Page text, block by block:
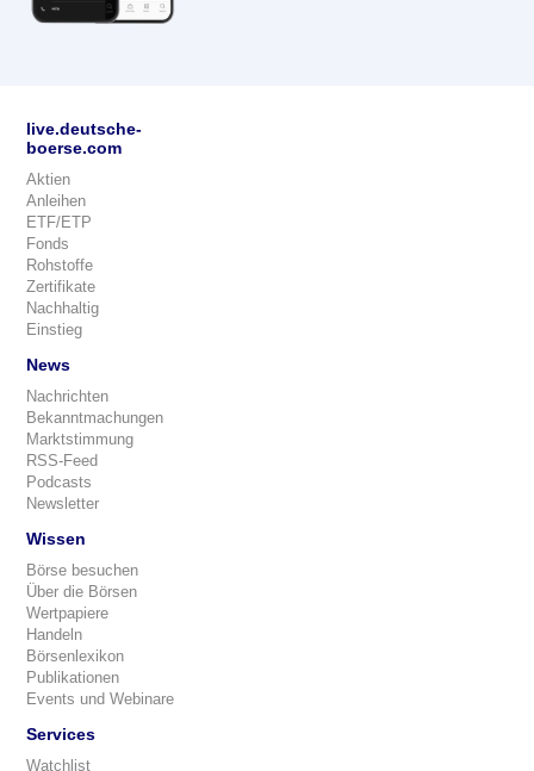
live.deutsche-
boerse.com
Aktien
Anleihen
ETF/ETP
Fonds
Rohstoffe
Zertifikate
Nachhaltig
Einstieg
News
Nachrichten
Bekanntmachungen
Marktstimmung
RSS-Feed
Podcasts
Newsletter
Wissen
Börse besuchen
Über die Börsen
Wertpapiere
Handeln
Börsenlexikon
Publikationen
Events und Webinare
Services
Watchlist